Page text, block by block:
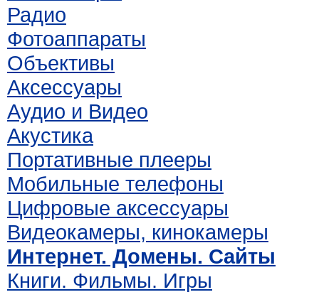
Радио
Фотоаппараты
Объективы
Аксессуары
Аудио и Видео
Акустика
Портативные плееры
Мобильные телефоны
Цифровые аксессуары
Видеокамеры, кинокамеры
Интернет. Домены. Сайты
Книги. Фильмы. Игры